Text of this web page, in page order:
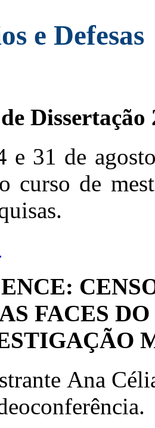
e Defesas
Dissertação
e 31 de
curso de
FACES
Ana